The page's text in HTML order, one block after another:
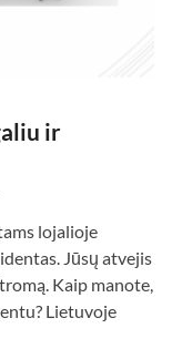
ir
lojalioje
Jūsų atvejis
Kaip manote,
Lietuvoje